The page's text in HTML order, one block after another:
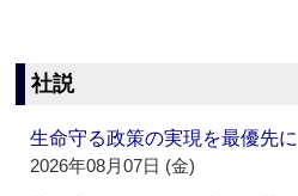
社説
生命守る政策の実現を最優先に
2026年08月07日 (金)